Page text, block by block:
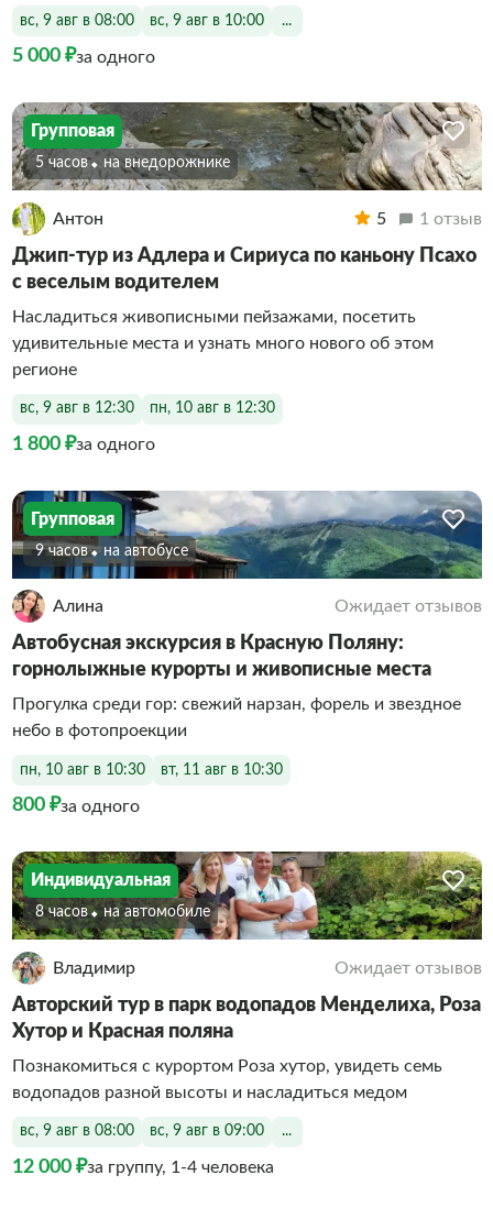
вс, 9 авг в 08:00 вс, 9 авг в 10:00 ...
5 000 ₽за одного
Групповая
5 часов На внедорожнике
Антон 5 1 отзыв
Джип-тур из Адлера и Сириуса по каньону Псахо
с веселым водителем
Насладиться живописными пейзажами, посетить
удивительные места и узнать много нового об этом
регионе
вс, 9 авг в 12:30 пн, 10 авг в 12:30
1 800 ₽за одного
Групповая
9 часов На автобусе
Алина Ожидает отзывов
Автобусная экскурсия в Красную Поляну:
горнолыжные курорты и живописные места
Прогулка среди гор: свежий нарзан, форель и звездное
небо в фотопроекции
пн, 10 авг в 10:30 вт, 11 авг в 10:30
800 ₽за одного
Индивидуальная
8 часов На автомобиле
Владимир Ожидает отзывов
Авторский тур в парк водопадов Менделиха, Роза
Хутор и Красная поляна
Познакомиться с курортом Роза хутор, увидеть семь
водопадов разной высоты и насладиться медом
вс, 9 авг в 08:00 вс, 9 авг в 09:00 ...
12 000 ₽за группу, 1-4 человека